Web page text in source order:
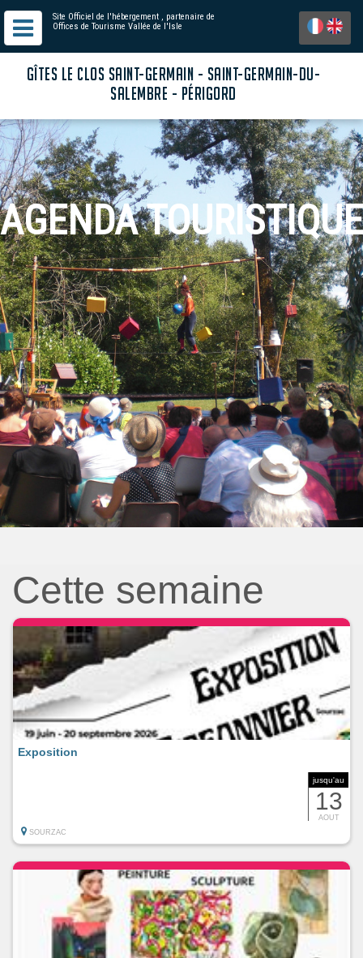
Site Officiel de l'hébergement , partenaire de
Offices de Tourisme Vallée de l'Isle
GÎTES LE CLOS SAINT-GERMAIN - SAINT-GERMAIN-DU-
SALEMBRE - PÉRIGORD
AGENDA TOURISTIQUE
Cette semaine
jusqu'au
13
AOUT
Exposition
SOURZAC